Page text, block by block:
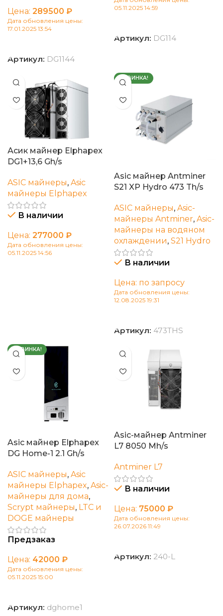
Цена: 289500 ₽
Дата обновления цены:
17.01.2025 13:54
Артикул: DG1144
05.11.2025 14:59
Артикул: DG114
Асик майнер Elphapex
DG1+13,6 Gh/s
ASIC майнеры, Asic
майнеры Elphapex
В наличии
Цена: 277000 ₽
Дата обновления цены:
05.11.2025 14:56
НОВИНКА!
Asic майнер Antminer
S21 XP Hydro 473 Th/s
ASIC майнеры, Asic-
майнеры Antminer, Asic-
майнеры на водяном
охлаждении, S21 Hydro
В наличии
Цена: по запросу
Дата обновления цены:
12.08.2025 19:31
Артикул: 473THS
НОВИНКА!
Asic майнер Elphapex
DG Home-1 2.1 Gh/s
ASIC майнеры, Asic
майнеры Elphapex, Asic-
майнеры для дома,
Scrypt майнеры, LTC и
DOGE майнеры
Предзаказ
Цена: 42000 ₽
Дата обновления цены:
05.11.2025 15:00
Артикул: dghome1
Asic-майнер Antminer
L7 8050 Mh/s
Antminer L7
В наличии
Цена: 75000 ₽
Дата обновления цены:
26.07.2026 11:49
Артикул: 240-L